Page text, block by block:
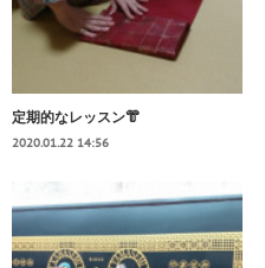
定期的なレッスン👘
2020.01.22 14:56